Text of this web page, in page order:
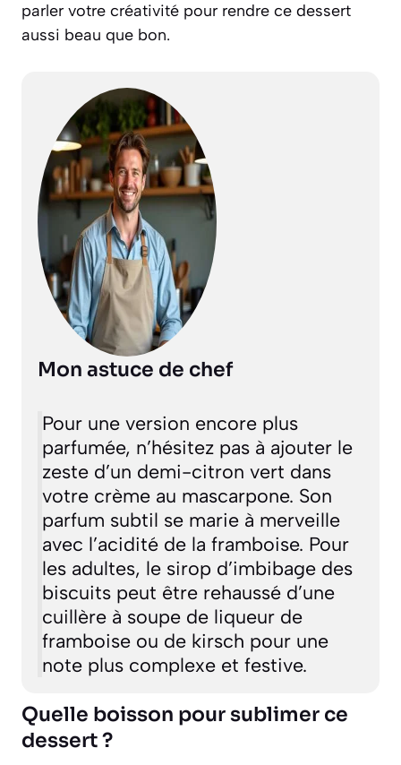
parler votre créativité pour rendre ce dessert
aussi beau que bon.
Mon astuce de chef
Pour une version encore plus
parfumée, n’hésitez pas à ajouter le
zeste d’un demi-citron vert dans
votre crème au mascarpone. Son
parfum subtil se marie à merveille
avec l’acidité de la framboise. Pour
les adultes, le sirop d’imbibage des
biscuits peut être rehaussé d’une
cuillère à soupe de liqueur de
framboise ou de kirsch pour une
note plus complexe et festive.
Quelle boisson pour sublimer ce
dessert ?